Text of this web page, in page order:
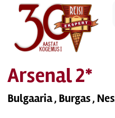
Arsenal 2*
Bulgaaria , Burgas ,